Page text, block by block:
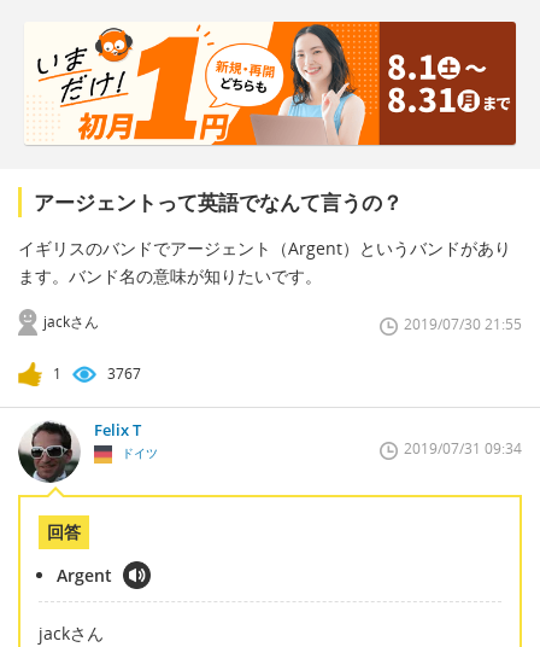
アージェントって英語でなんて言うの？
イギリスのバンドでアージェント（Argent）というバンドがあり
ます。バンド名の意味が知りたいです。
jackさん 2019/07/30 21:55
1 3767
Felix T
ドイツ 2019/07/31 09:34
回答
Argent
jackさん